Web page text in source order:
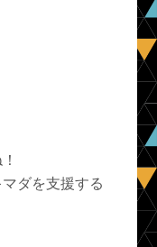
ダを支援する